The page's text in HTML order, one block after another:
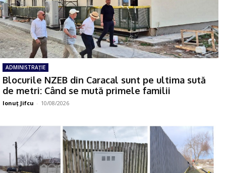
ADMINISTRAŢIE
Blocurile NZEB din Caracal sunt pe ultima sută
de metri: Când se mută primele familii
Ionuţ Jifcu - 10/08/2026